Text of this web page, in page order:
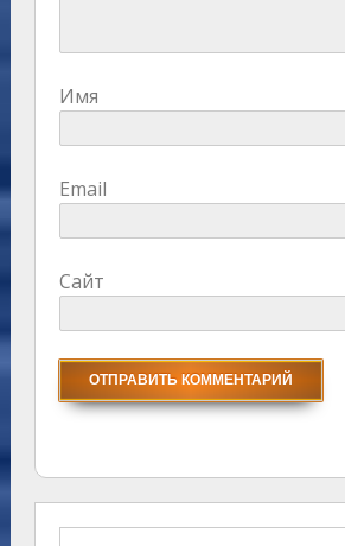
Имя
Email
Сайт